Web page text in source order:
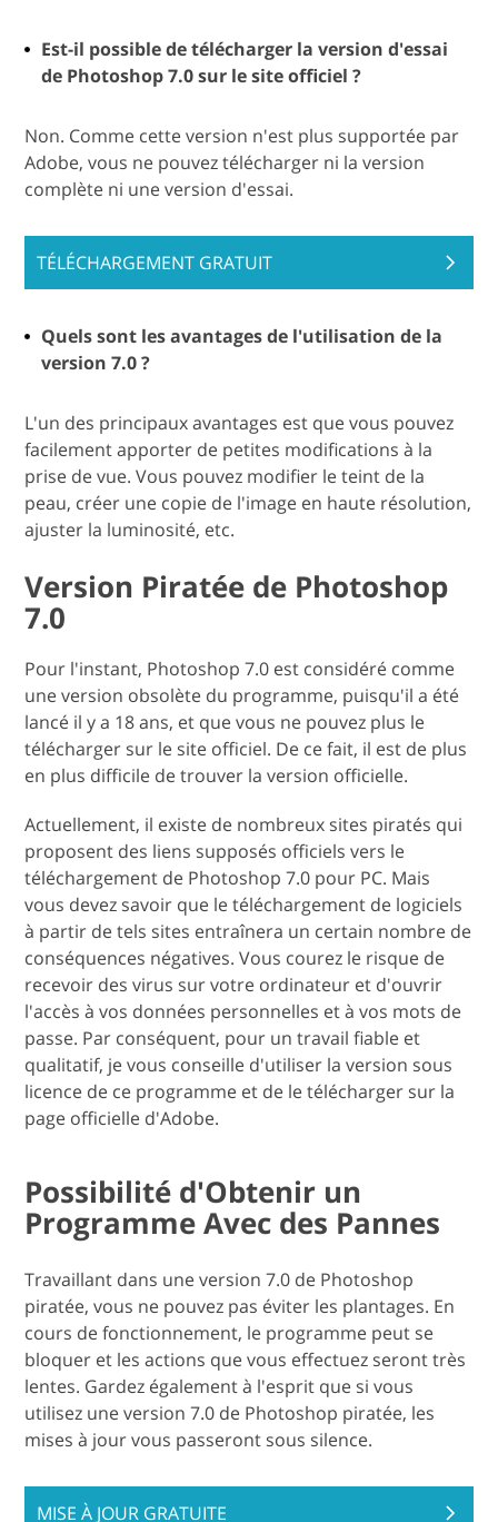
Est-il possible de télécharger la version d'essai
de Photoshop 7.0 sur le site officiel ?
Non. Comme cette version n'est plus supportée par
Adobe, vous ne pouvez télécharger ni la version
complète ni une version d'essai.
TÉLÉCHARGEMENT GRATUIT
Quels sont les avantages de l'utilisation de la
version 7.0 ?
L'un des principaux avantages est que vous pouvez
facilement apporter de petites modifications à la
prise de vue. Vous pouvez modifier le teint de la
peau, créer une copie de l'image en haute résolution,
ajuster la luminosité, etc.
Version Piratée de Photoshop
7.0
Pour l'instant, Photoshop 7.0 est considéré comme
une version obsolète du programme, puisqu'il a été
lancé il y a 18 ans, et que vous ne pouvez plus le
télécharger sur le site officiel. De ce fait, il est de plus
en plus difficile de trouver la version officielle.
Actuellement, il existe de nombreux sites piratés qui
proposent des liens supposés officiels vers le
téléchargement de Photoshop 7.0 pour PC. Mais
vous devez savoir que le téléchargement de logiciels
à partir de tels sites entraînera un certain nombre de
conséquences négatives. Vous courez le risque de
recevoir des virus sur votre ordinateur et d'ouvrir
l'accès à vos données personnelles et à vos mots de
passe. Par conséquent, pour un travail fiable et
qualitatif, je vous conseille d'utiliser la version sous
licence de ce programme et de le télécharger sur la
page officielle d'Adobe.
Possibilité d'Obtenir un
Programme Avec des Pannes
Travaillant dans une version 7.0 de Photoshop
piratée, vous ne pouvez pas éviter les plantages. En
cours de fonctionnement, le programme peut se
bloquer et les actions que vous effectuez seront très
lentes. Gardez également à l'esprit que si vous
utilisez une version 7.0 de Photoshop piratée, les
mises à jour vous passeront sous silence.
MISE À JOUR GRATUITE